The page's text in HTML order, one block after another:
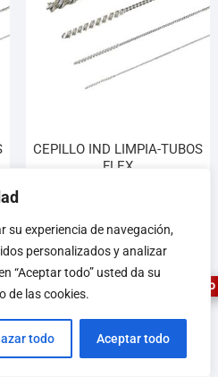
su experiencia de navegación,
personalizados y analizar
“Aceptar todo” usted da su
de las cookies.
todo Aceptar todo
CEPILLO IND LIMPIA-TUBOS
FLEX
Añadir al carrito
ASESOR FERRETERO